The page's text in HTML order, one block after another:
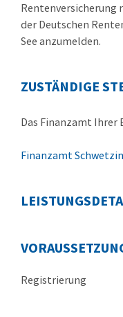
Rentenversicherung
der Deutschen
See anzumelden.
ZUSTÄNDIGE
Das Finanzamt
Finanzamt
Registrierung